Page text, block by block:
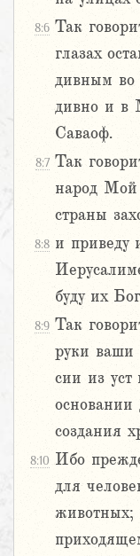
8:6 Так
глазах
дивным во
дивно и в
Саваоф.
8:7 Так
народ Мой
страны
8:8 и приведу
буду их
8:9 Так
руки
сии из уст
основании
создания
8:10 Ибо
для
животных;